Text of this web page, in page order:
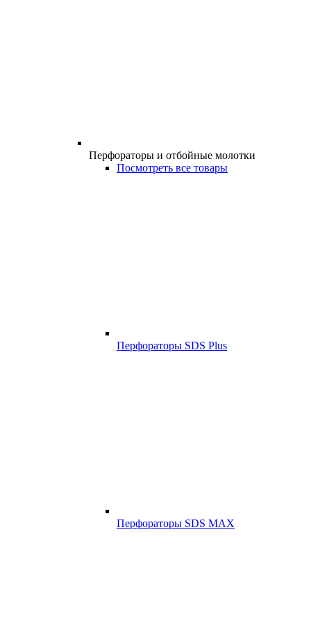
Перфораторы и отбойные молотки
Посмотреть все товары
Перфораторы SDS Plus
Перфораторы SDS MAX